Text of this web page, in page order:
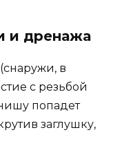
и дренажа
в
с резьбой
попадет
заглушку,